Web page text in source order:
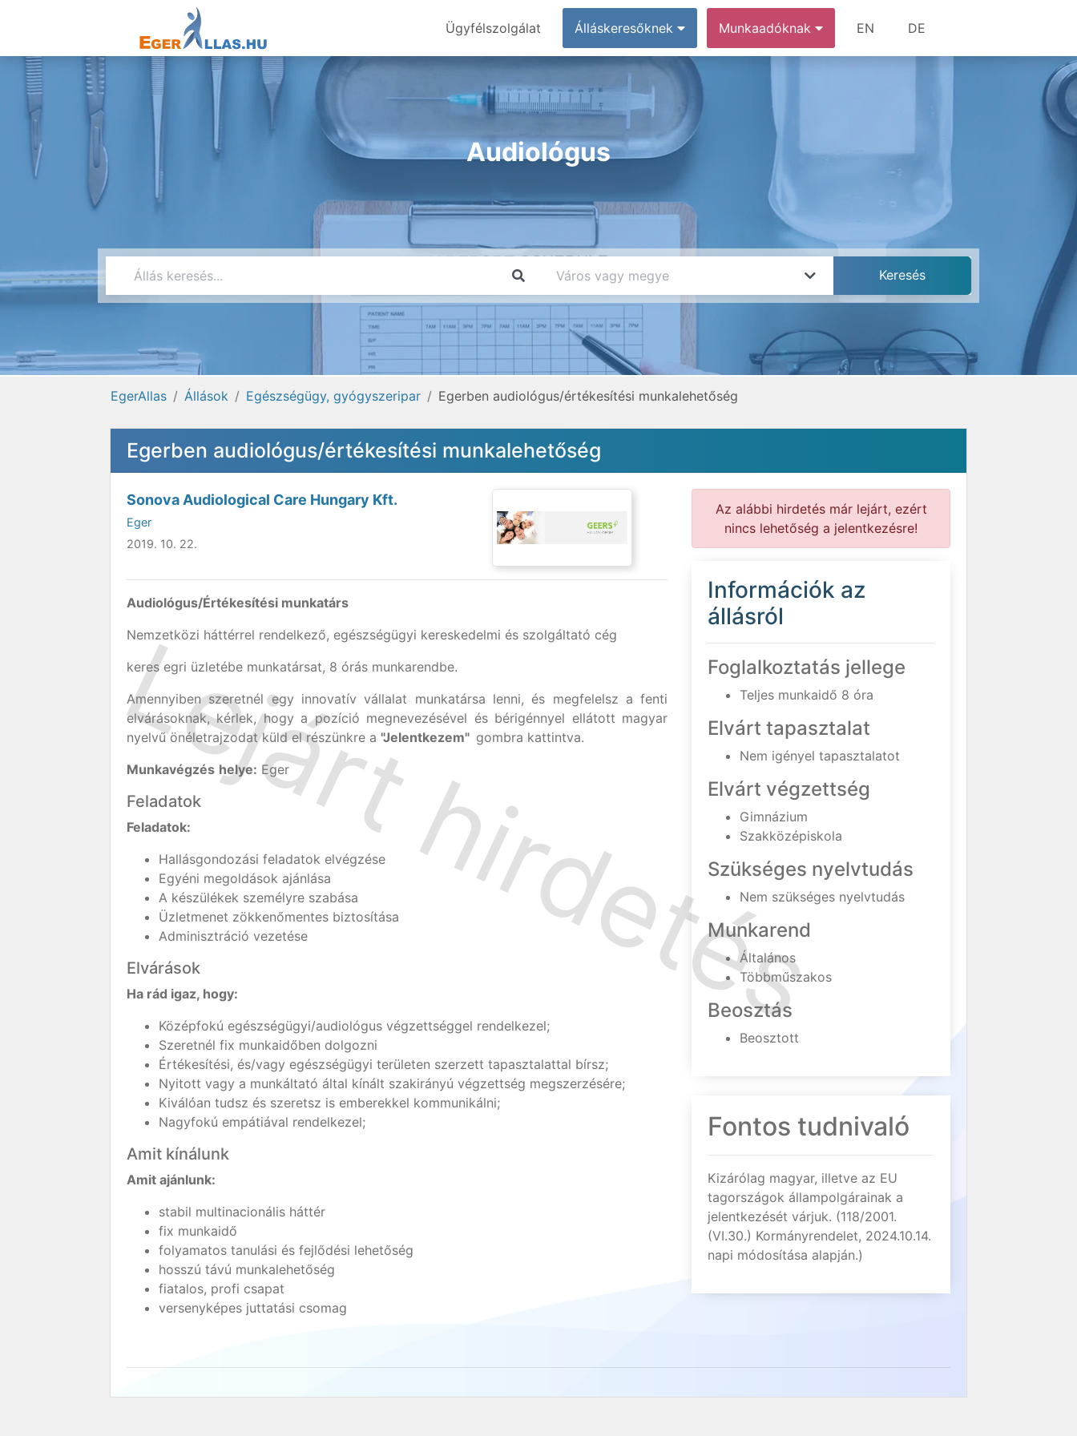
Ügyfélszolgálat Álláskeresőknek Munkaadóknak EN DE
Audiológus
EgerAllas Állások Egészségügy, gyógyszeripar Egerben audiológus/értékesítési munkalehetőség
Egerben audiológus/értékesítési munkalehetőség
Sonova Audiological Care Hungary Kft.
Eger
2019. 10. 22.
Audiológus/Értékesítési munkatárs
Nemzetközi háttérrel rendelkező, egészségügyi kereskedelmi és szolgáltató cég
keres egri üzletébe munkatársat, 8 órás munkarendbe.
Amennyiben szeretnél egy innovatív vállalat munkatársa lenni, és megfelelsz a fenti
elvárásoknak, kérlek, hogy a pozíció megnevezésével és bérigénnyel ellátott magyar
nyelvű önéletrajzodat küld el részünkre a "Jelentkezem" gombra kattintva.
Munkavégzés helye: Eger
Feladatok
Feladatok:
Hallásgondozási feladatok elvégzése
Egyéni megoldások ajánlása
A készülékek személyre szabása
Üzletmenet zökkenőmentes biztosítása
Adminisztráció vezetése
Elvárások
Ha rád igaz, hogy:
Középfokú egészségügyi/audiológus végzettséggel rendelkezel;
Szeretnél fix munkaidőben dolgozni
Értékesítési, és/vagy egészségügyi területen szerzett tapasztalattal bírsz;
Nyitott vagy a munkáltató által kínált szakirányú végzettség megszerzésére;
Kiválóan tudsz és szeretsz is emberekkel kommunikálni;
Nagyfokú empátiával rendelkezel;
Amit kínálunk
Amit ajánlunk:
stabil multinacionális háttér
fix munkaidő
folyamatos tanulási és fejlődési lehetőség
hosszú távú munkalehetőség
fiatalos, profi csapat
versenyképes juttatási csomag
Az alábbi hirdetés már lejárt, ezért
nincs lehetőség a jelentkezésre!
Információk az
állásról
Foglalkoztatás jellege
Teljes munkaidő 8 óra
Elvárt tapasztalat
Nem igényel tapasztalatot
Elvárt végzettség
Gimnázium
Szakközépiskola
Szükséges nyelvtudás
Nem szükséges nyelvtudás
Munkarend
Általános
Többműszakos
Beosztás
Beosztott
Fontos tudnivaló
Kizárólag magyar, illetve az EU
tagországok állampolgárainak a
jelentkezését várjuk. (118/2001.
(VI.30.) Kormányrendelet, 2024.10.14.
napi módosítása alapján.)